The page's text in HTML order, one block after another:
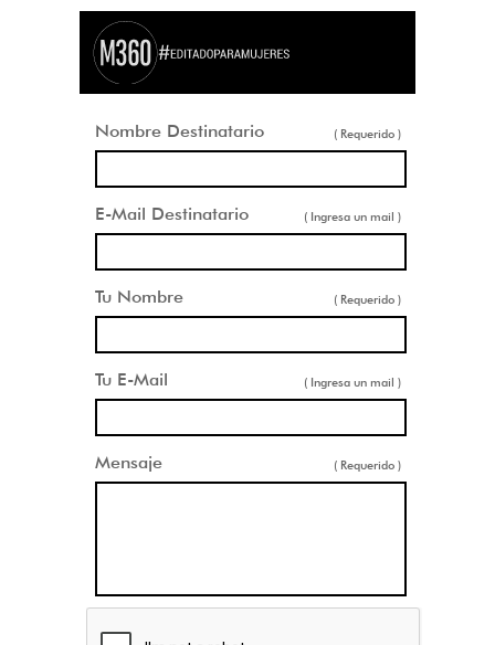
Nombre Destinatario ( Requerido )
E-Mail Destinatario ( Ingresa un mail )
Tu Nombre ( Requerido )
Tu E-Mail ( Ingresa un mail )
Mensaje ( Requerido )